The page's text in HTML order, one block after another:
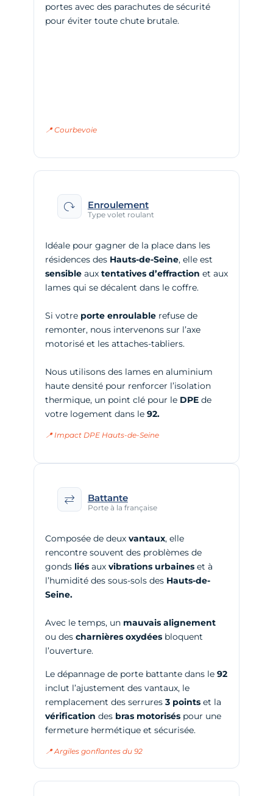
portes avec des parachutes de sécurité
pour éviter toute chute brutale.
📍 Courbevoie
Enroulement
Type volet roulant
Idéale pour gagner de la place dans les
résidences des Hauts-de-Seine, elle est
sensibleaux tentatives d’effraction et aux
lames qui se décalent dans le coffre.
Si votre porte enroulablerefuse de
remonter, nous intervenons sur l’axe
motorisé et les attaches-tabliers.
Nous utilisons des lames en aluminium
haute densité pour renforcer l’isolation
thermique, un point clé pour le DPEde
votre logement dans le 92.
📍 Impact DPE Hauts-de-Seine
Battante
Porte à la française
Composée de deux vantaux, elle
rencontre souvent des problèmes de
gonds liésaux vibrations urbaineset à
l’humidité des sous-sols des Hauts-de-
Seine.
Avec le temps, un mauvais alignement
ou des charnières oxydéesbloquent
l’ouverture.
Le dépannage de porte battante dans le 92
inclut l’ajustement des vantaux, le
remplacement des serrures 3 pointset la
vérification des bras motoriséspour une
fermeture hermétique et sécurisée.
📍 Argiles gonflantes du 92